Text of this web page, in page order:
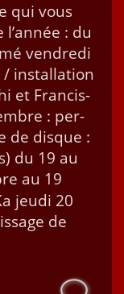
qui vous
: du
ven­dre­di
/ instal­la­tion
et Fran­cis­
: per­
de disque :
du 19 au
au 19
jeu­di 20
de